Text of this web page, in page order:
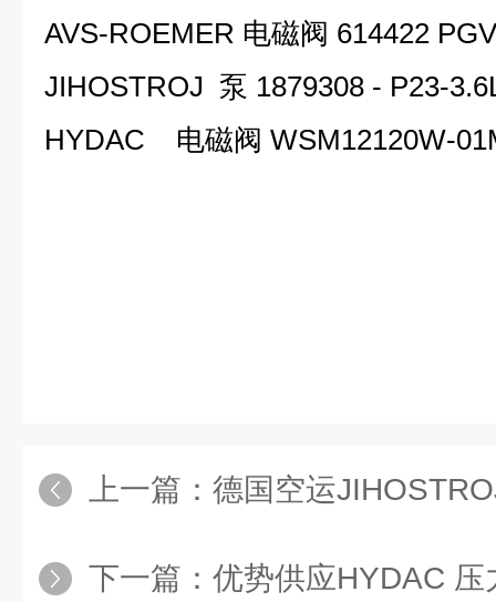
AVS-ROEMER 电磁阀 614422
JIHOSTROJ 泵 1879308 - P23-
HYDAC 电磁阀 WSM12120W-
上一篇： 德国空运
下一篇： 优势供应HYDAC